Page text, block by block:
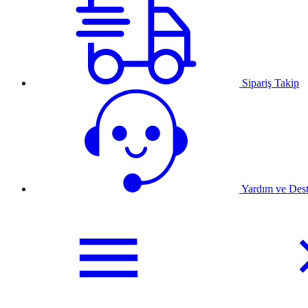
Sipariş Takip
Yardım ve